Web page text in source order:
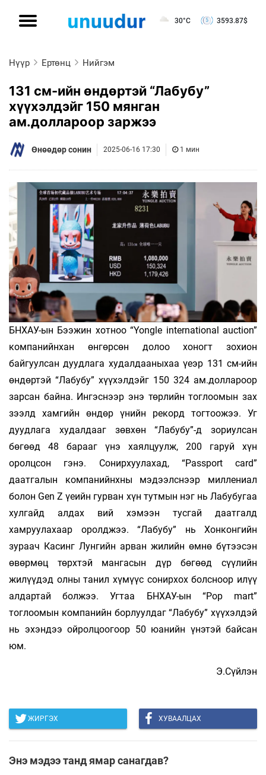
30°C 3593.87$
Нүүр Ертөнц Нийгэм
131 см-ийн өндөртэй “Лабубу”
хүүхэлдэйг 150 мянган
ам.доллароор заржээ
Өнөөдөр сонин 2025-06-16 17:30 1 мин
БНХАУ-ын Бээжин хотноо “Yongle international auction”
компанийнхан өнгөрсөн долоо хоногт зохион
байгуулсан дуудлага худалдааныхаа үеэр 131 см-ийн
өндөртэй “Лабубу” хүүхэлдэйг 150 324 ам.доллароор
зарсан байна. Ингэснээр энэ төрлийн тоглоомын зах
зээлд хамгийн өндөр үнийн рекорд тогтоожээ. Уг
дуудлага худалдааг зөвхөн “Лабубу”-д зориулсан
бөгөөд 48 барааг үнэ хаялцуулж, 200 гаруй хүн
оролцсон гэнэ. Сонирхуулахад, “Passport сard”
даатгалын компанийнхны мэдээлснээр миллениал
болон Gen Z үеийн гурван хүн тутмын нэг нь Лабубугаа
хулгайд алдах вий хэмээн тусгай даатгалд
хамруулахаар оролджээ. “Лабубу” нь Хонконгийн
зураач Касинг Лунгийн арван жилийн өмнө бүтээсэн
өвөрмөц төрхтэй мангасын дүр бөгөөд сүүлийн
жилүүдэд олны танил хүмүүс сонирхох болсноор илүү
алдартай болжээ. Угтаа БНХАУ-ын “Pop mart”
тоглоомын компанийн борлуулдаг “Лабубу” хүүхэлдэй
нь эхэндээ ойролцоогоор 50 юанийн үнэтэй байсан
юм.
Э.Сүйлэн
ЖИРГЭХ ХУВААЛЦАХ
Энэ мэдээ танд ямар санагдав?